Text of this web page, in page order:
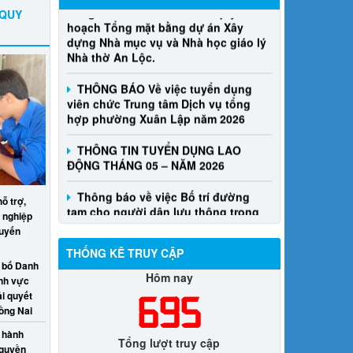
dựng Nhà mục vụ và Nhà học giáo lý
Nhà thờ An Lộc.
THÔNG BÁO Về việc tuyển dụng
viên chức Trung tâm Dịch vụ tổng
hợp phường Xuân Lập năm 2026
THÔNG TIN TUYỂN DỤNG LAO
ĐỘNG THÁNG 05 – NĂM 2026
Thông báo về việc Bố trí đường
tạm cho người dân lưu thông trong
quá trình thi công xây dựng tuyến
cống thoát nước dọc đường Đại Phú
THỐNG KÊ TRUY CẬP
Hôm nay
695
Tổng lượt truy cập
trợ,
Danh
vực
quyết
Nai